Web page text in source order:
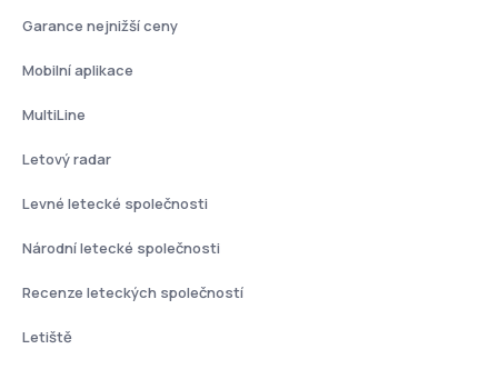
Garance nejnižší ceny
Mobilní aplikace
MultiLine
Letový radar
Levné letecké společnosti
Národní letecké společnosti
Recenze leteckých společností
Letiště